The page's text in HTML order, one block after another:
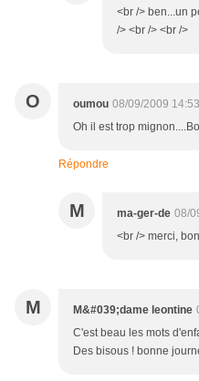
<br /> ben...un
/> <br /> <br />
O oumou 08/09/2009 14:53
Oh il est trop
Répondre
M ma-ger-de 08/
<br /> merci,
M M&#039;dame leontine
C'est beau les mots
Des bisous ! bonne